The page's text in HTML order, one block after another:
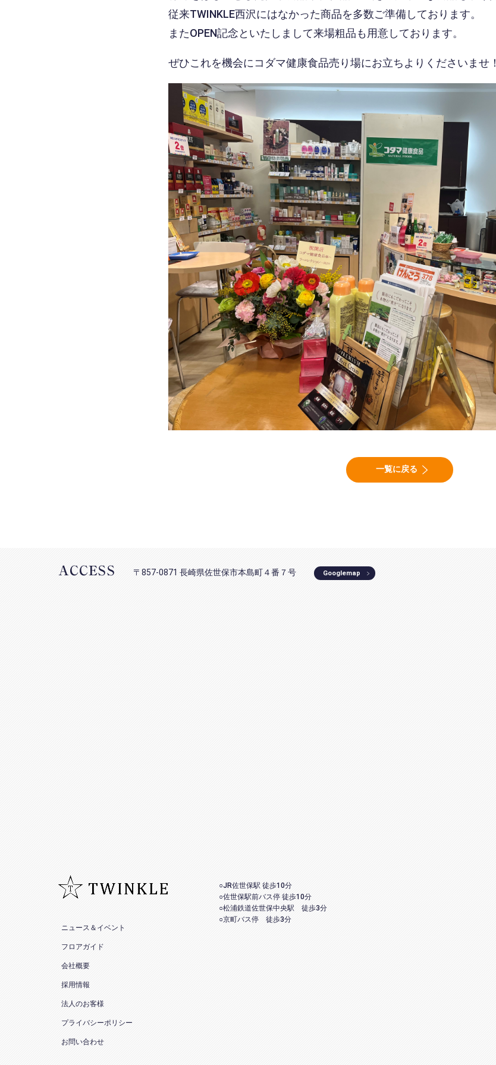
従来TWINKLE西沢にはなかった商品を多数ご準備しております。
またOPEN記念といたしまして来場粗品も用意しております。
ぜひこれを機会にコダマ健康食品売り場にお立ちよりくださいませ！
一覧に戻る
ACCESS 〒857-0871 長崎県佐世保市本島町４番７号 Googlemap
ニュース＆イベント
フロアガイド
会社概要
採用情報
法人のお客様
プライバシーポリシー
お問い合わせ
○JR佐世保駅 徒歩10分
○佐世保駅前バス停 徒歩10分
○松浦鉄道佐世保中央駅 徒歩3分
○京町バス停 徒歩3分